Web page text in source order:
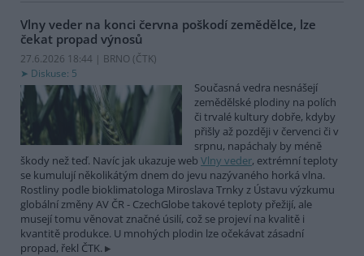
Vlny veder na konci června poškodí zemědělce, lze
čekat propad výnosů
27.6.2026 18:44 | BRNO (ČTK)
Diskuse: 5
Současná vedra nesnášejí
zemědělské plodiny na polích
či trvalé kultury dobře, kdyby
přišly až později v červenci či v
srpnu, napáchaly by méně
škody než teď. Navíc jak ukazuje web Vlny veder, extrémní teploty
se kumulují několikátým dnem do jevu nazývaného horká vlna.
Rostliny podle bioklimatologa Miroslava Trnky z Ústavu výzkumu
globální změny AV ČR - CzechGlobe takové teploty přežijí, ale
musejí tomu věnovat značné úsilí, což se projeví na kvalitě i
kvantitě produkce. U mnohých plodin lze očekávat zásadní
propad, řekl ČTK.